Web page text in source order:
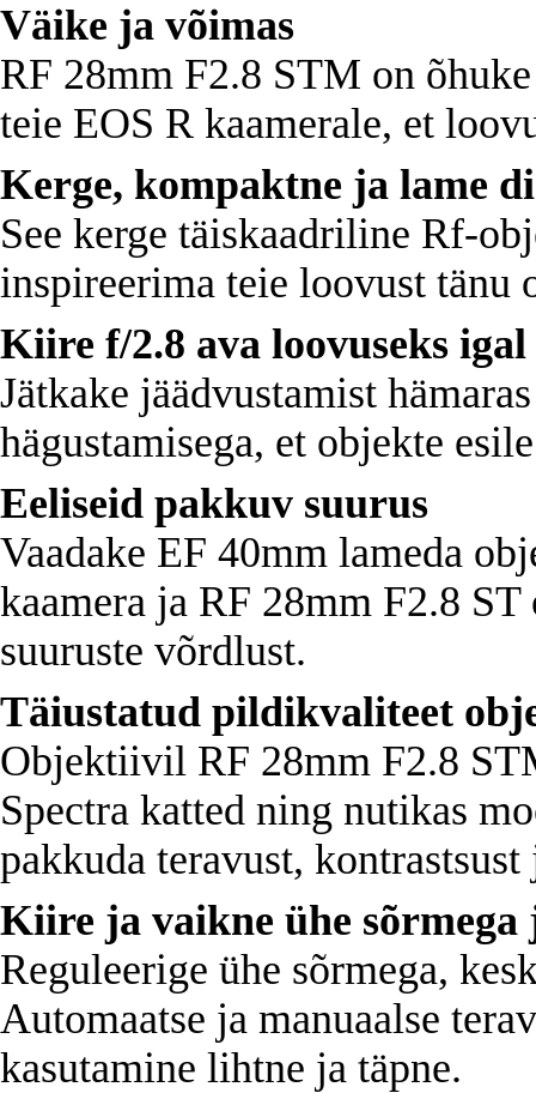
Väike ja võimas
RF 28mm F2.8 STM on
teie EOS R kaamerale, et
Kerge, kompaktne ja lame
See kerge täiskaadriline Rf-
inspireerima teie loovust tänu
Kiire f/2.8 ava loovuseks
Jätkake jäädvustamist
hägustamisega, et objekte
Eeliseid pakkuv suurus
Vaadake EF 40mm lameda
kaamera ja RF 28mm F2.8
suuruste võrdlust.
Täiustatud pildikvaliteet
Objektiivil RF 28mm F2.8
Spectra katted ning nutikas
pakkuda teravust, kontrastsust
Kiire ja vaikne ühe
Reguleerige ühe sõrmega,
Automaatse ja manuaalse
kasutamine lihtne ja täpne.